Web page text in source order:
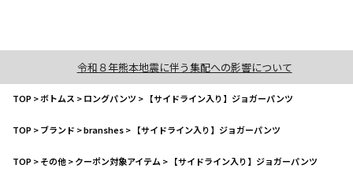
令和８年熊本地震に伴う集配への影響について
TOP>ボトムス >ロングパンツ > 【サイドライン入り】ジョガーパンツ
TOP>ブランド >branshes> 【サイドライン入り】ジョガーパンツ
TOP>その他>クーポン対象アイテム > 【サイドライン入り】ジョガーパンツ